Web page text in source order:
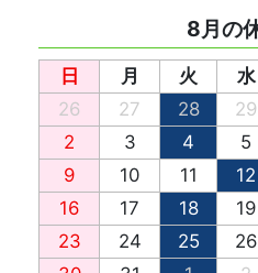
8月
日 月 火 水
26
27 28 29
2
3 4 5
9
10 11 12
16
17 18 19
23
24 25 26